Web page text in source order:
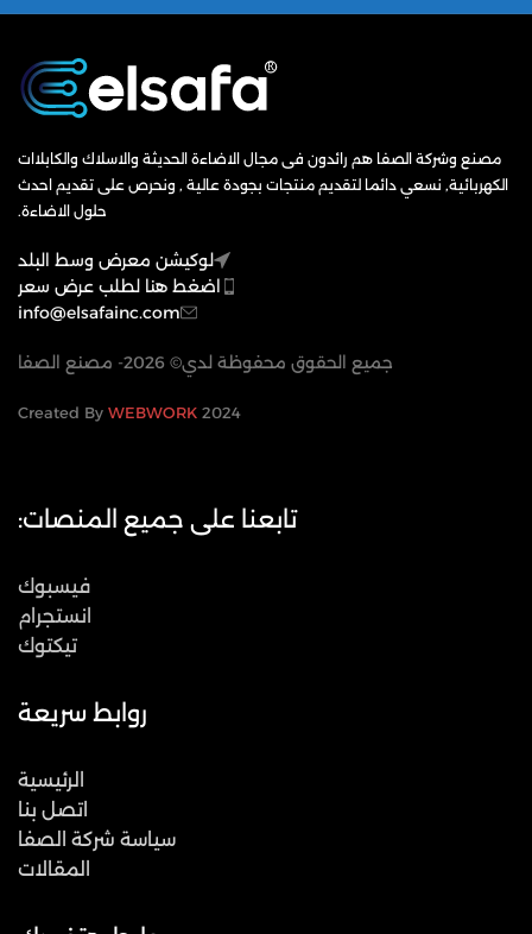
مصنع وشركة الصفا هم رائدون فى مجال الاضاءة الحديثة والاسلاك والكابلاات
الكهربائية, نسعي دائما لتقديم منتجات بجودة عالية , ونحرص على تقديم احدث
حلول الاضاءة.
لوكيشن معرض وسط البلد
اضغط هنا لطلب عرض سعر
info@elsafainc.com
جميع الحقوق محفوظة لدي© 2026- مصنع الصفا
2024 Created By
WEBWORK
تابعنا على جميع المنصات:
فيسبوك
انستجرام
تيكتوك
روابط سريعة
الرئيسية
اتصل بنا
سياسة شركة الصفا
المقالات